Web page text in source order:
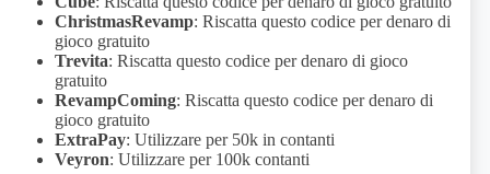
ChristmasRevamp: Riscatta questo codice per denaro di
gioco gratuito
Trevita: Riscatta questo codice per denaro di gioco
gratuito
RevampComing: Riscatta questo codice per denaro di
gioco gratuito
ExtraPay: Utilizzare per 50k in contanti
Veyron: Utilizzare per 100k contanti